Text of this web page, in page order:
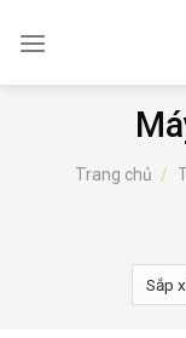
Trang chủ /